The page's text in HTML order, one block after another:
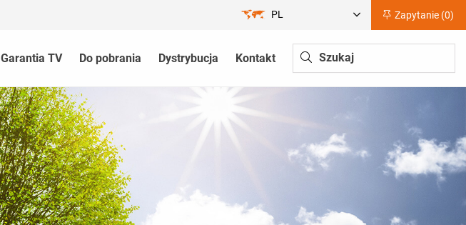
Zapytanie (0)
PL
Garantia TV Do pobrania Dystrybucja Kontakt